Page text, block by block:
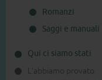
Romanzi
Saggi e manuali
Qui ci siamo stati
L'abbiamo provato